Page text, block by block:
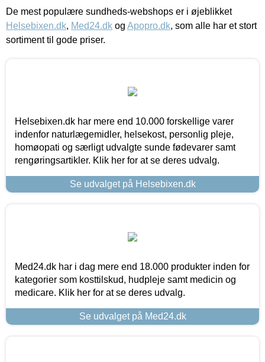
De mest populære sundheds-webshops er i øjeblikket
Helsebixen.dk, Med24.dk og Apopro.dk, som alle har et stort
sortiment til gode priser.
Helsebixen.dk har mere end 10.000 forskellige varer
indenfor naturlægemidler, helsekost, personlig pleje,
homøopati og særligt udvalgte sunde fødevarer samt
rengøringsartikler. Klik her for at se deres udvalg.
Se udvalget på Helsebixen.dk
Med24.dk har i dag mere end 18.000 produkter inden for
kategorier som kosttilskud, hudpleje samt medicin og
medicare. Klik her for at se deres udvalg.
Se udvalget på Med24.dk